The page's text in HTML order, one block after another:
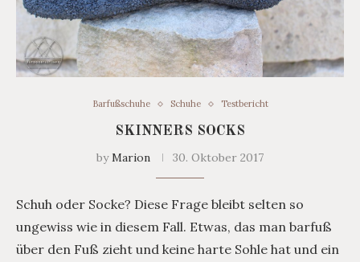
Barfußschuhe Schuhe Testbericht
SKINNERS SOCKS
byMarion 30. Oktober 2017
Schuh oder Socke? Diese Frage bleibt selten so
ungewiss wie in diesem Fall. Etwas, das man barfuß
über den Fuß zieht und keine harte Sohle hat und ein